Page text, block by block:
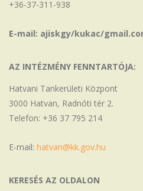
+36-37-311-938
E-mail: ajiskgy/kukac/
AZ INTÉZMÉNY FENNTARTÓJA:
Hatvani Tankerületi Központ
3000 Hatvan, Radnóti tér 2.
Telefon: +36 37 795 214
E-mail: hatvan@kk.gov.hu
KERESÉS AZ OLDALON